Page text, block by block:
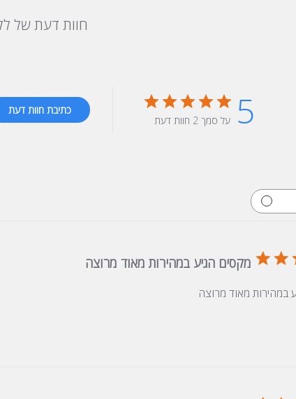
חוות דעת של
5 על סמך 2 חוות דעת
כתיבת חוות דעת
מקסים הגיע במהירות מאוד מרוצה
במהירות מאוד מרוצה